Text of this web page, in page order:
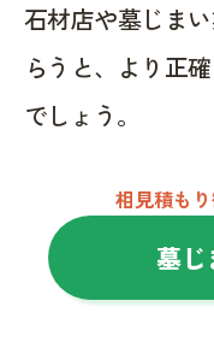
石材店や墓じま
らうと、より正
でしょう。
相見積も
墓じ